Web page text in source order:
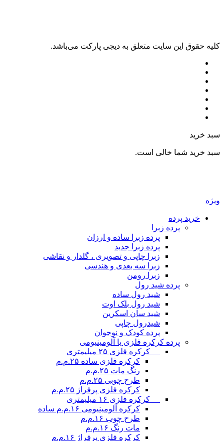
حقوق اين سايت متعلق به دیجی پارکت می‌باشد.
خرید
خرید شما خالی است.
خرید پرده
پرده زبرا
پرده زبرا ساده و ارزان
پرده زبرا جدید
زبرا چاپی و تصویری ، گلدار و نقاشی
زبرا سه بعدی و هندسی
زبرا رومن
پرده شید رول
شید رول ساده
شید رول بلک اوت
شید سان اسکرین
شیدرول چاپی
پرده کودک و نوجوان
پرده کرکره فلزی یا آلومینیومی
__ کرکره فلزی ۲۵ میلیمتری
کرکره فلزی ساده ۲۵.م.م
رنگ مات ۲۵.م.م
طرح چوبی ۲۵.م.م
کرکره فلزی پرفراژ ۲۵.م.م
__ کرکره فلزی ۱۶ میلیمتری
کرکره آلومینیومی ۱۶.م.م ساده
طرح چوب ۱۶.م.م
مات رنگ ۱۶.م.م
کرکره فلزی پرفراژ ۱۶.م.م